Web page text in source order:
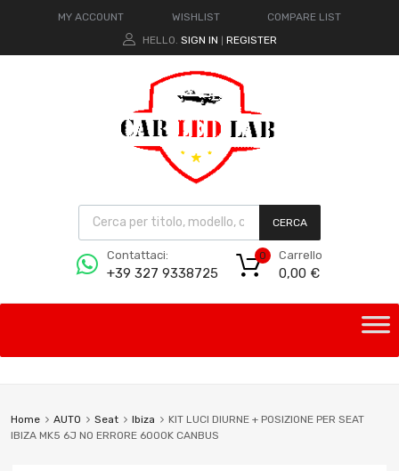
MY ACCOUNT WISHLIST
COMPARE LIST
HELLO. SIGN IN REGISTER
CERCA
Contattaci:
+39 327 9338725
Carrello
0,00 €
0
Home AUTO Seat Ibiza
KIT LUCI DIURNE + POSIZIONE PER SEAT
IBIZA MK5 6J NO ERRORE 6000K CANBUS